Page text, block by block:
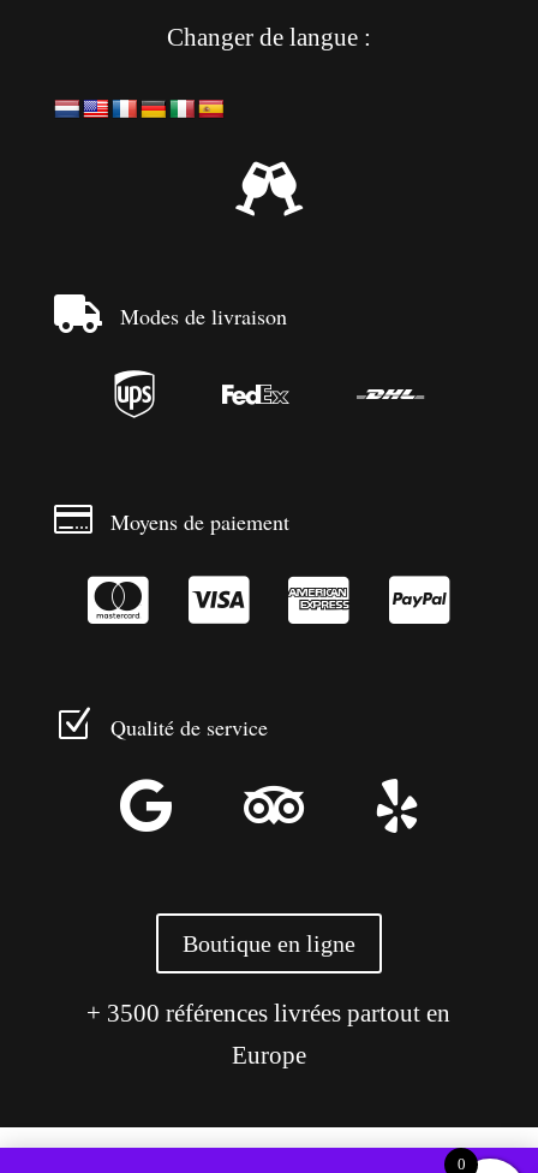
Changer de langue :

 Modes de livraison
  
 Moyens de paiement
   
Z Qualité de service
  
Boutique en ligne
+ 3500 références livrées partout en
Europe
0